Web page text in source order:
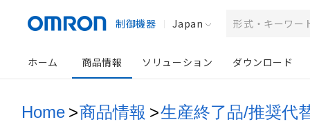
制御機器 Japan
ホーム 商品情報 ソリューション ダウンロード
Home >商品情報 >生産終了品/推奨代